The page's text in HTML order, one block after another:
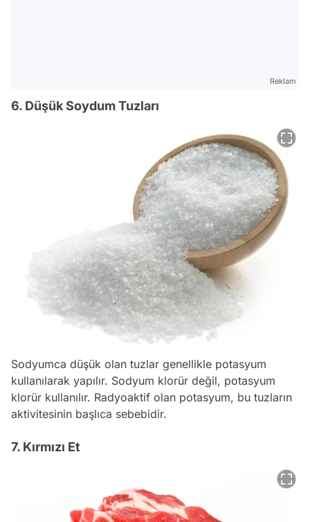
Reklam
6. Düşük Soydum Tuzları
Sodyumca düşük olan tuzlar genellikle potasyum
kullanılarak yapılır. Sodyum klorür değil, potasyum
klorür kullanılır. Radyoaktif olan potasyum, bu tuzların
aktivitesinin başlıca sebebidir.
7. Kırmızı Et